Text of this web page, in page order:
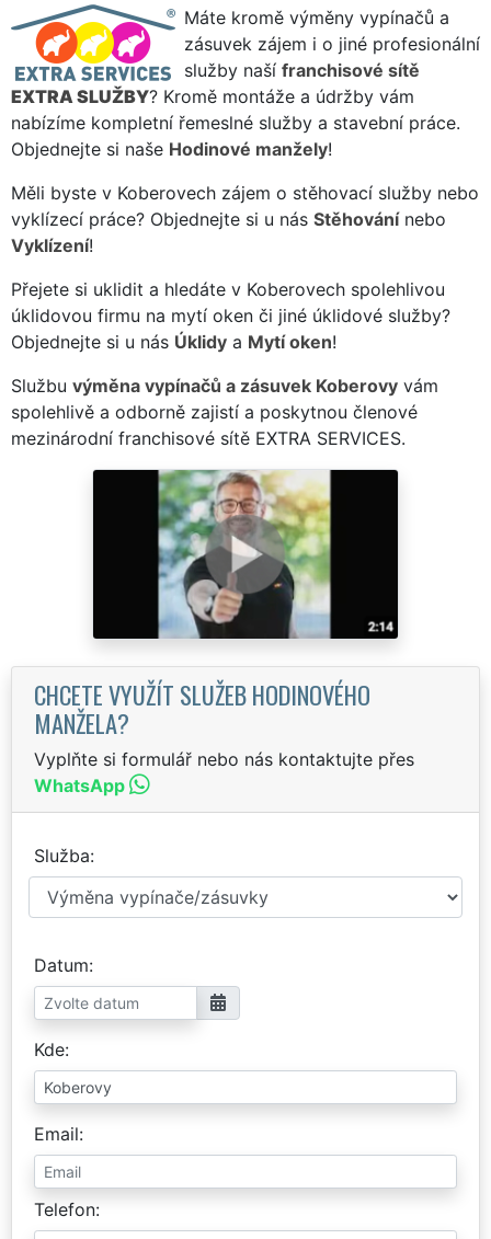
Máte kromě výměny vypínačů a
zásuvek zájem i o jiné profesionální
služby naší franchisové sítě
EXTRA SLUŽBY? Kromě montáže a údržby vám
nabízíme kompletní řemeslné služby a stavební práce.
Objednejte si naše Hodinové manžely!
Měli byste v Koberovech zájem o stěhovací služby nebo
vyklízecí práce? Objednejte si u nás Stěhovánínebo
Vyklízení!
Přejete si uklidit a hledáte v Koberovech spolehlivou
úklidovou firmu na mytí oken či jiné úklidové služby?
Objednejte si u nás Úklidy a Mytí oken!
Službu výměna vypínačů a zásuvek Koberovy vám
spolehlivě a odborně zajistí a poskytnou členové
mezinárodní franchisové sítě EXTRA SERVICES.
CHCETE VYUŽÍT SLUŽEB HODINOVÉHO
MANŽELA?
Vyplňte si formulář nebo nás kontaktujte přes
WhatsApp
Služba
Datum
Kde
Email
Telefon